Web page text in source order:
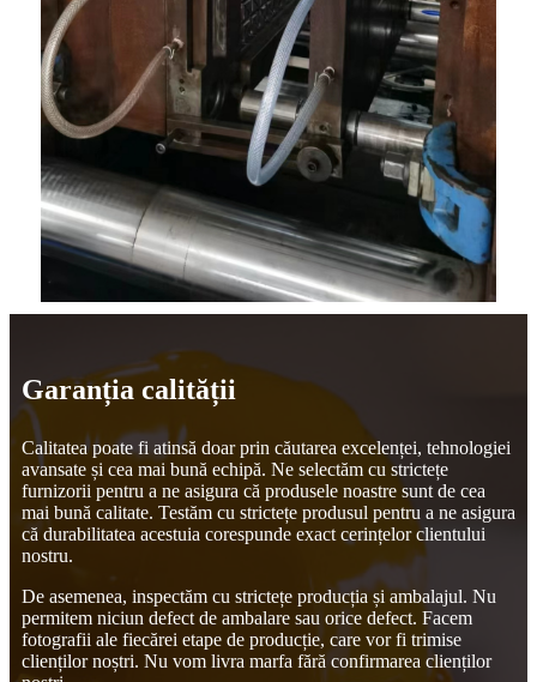
Garanția calității
Calitatea poate fi atinsă doar prin căutarea excelenței, tehnologiei
avansate și cea mai bună echipă. Ne selectăm cu strictețe
furnizorii pentru a ne asigura că produsele noastre sunt de cea
mai bună calitate. Testăm cu strictețe produsul pentru a ne asigura
că durabilitatea acestuia corespunde exact cerințelor clientului
nostru.
De asemenea, inspectăm cu strictețe producția și ambalajul. Nu
permitem niciun defect de ambalare sau orice defect. Facem
fotografii ale fiecărei etape de producție, care vor fi trimise
clienților noștri. Nu vom livra marfa fără confirmarea clienților